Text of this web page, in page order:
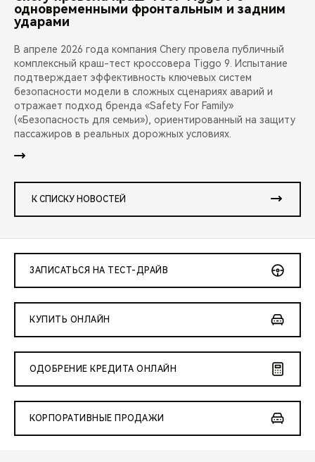
одновременными фронтальным и задним
ударами
В апреле 2026 года компания Chery провела публичный
комплексный краш-тест кроссовера Tiggo 9. Испытание
подтверждает эффективность ключевых систем
безопасности модели в сложных сценариях аварий и
отражает подход бренда «Safety For Family»
(«Безопасность для семьи»), ориентированный на защиту
пассажиров в реальных дорожных условиях.
К СПИСКУ НОВОСТЕЙ
ЗАПИСАТЬСЯ НА ТЕСТ-ДРАЙВ
КУПИТЬ ОНЛАЙН
ОДОБРЕНИЕ КРЕДИТА ОНЛАЙН
КОРПОРАТИВНЫЕ ПРОДАЖИ